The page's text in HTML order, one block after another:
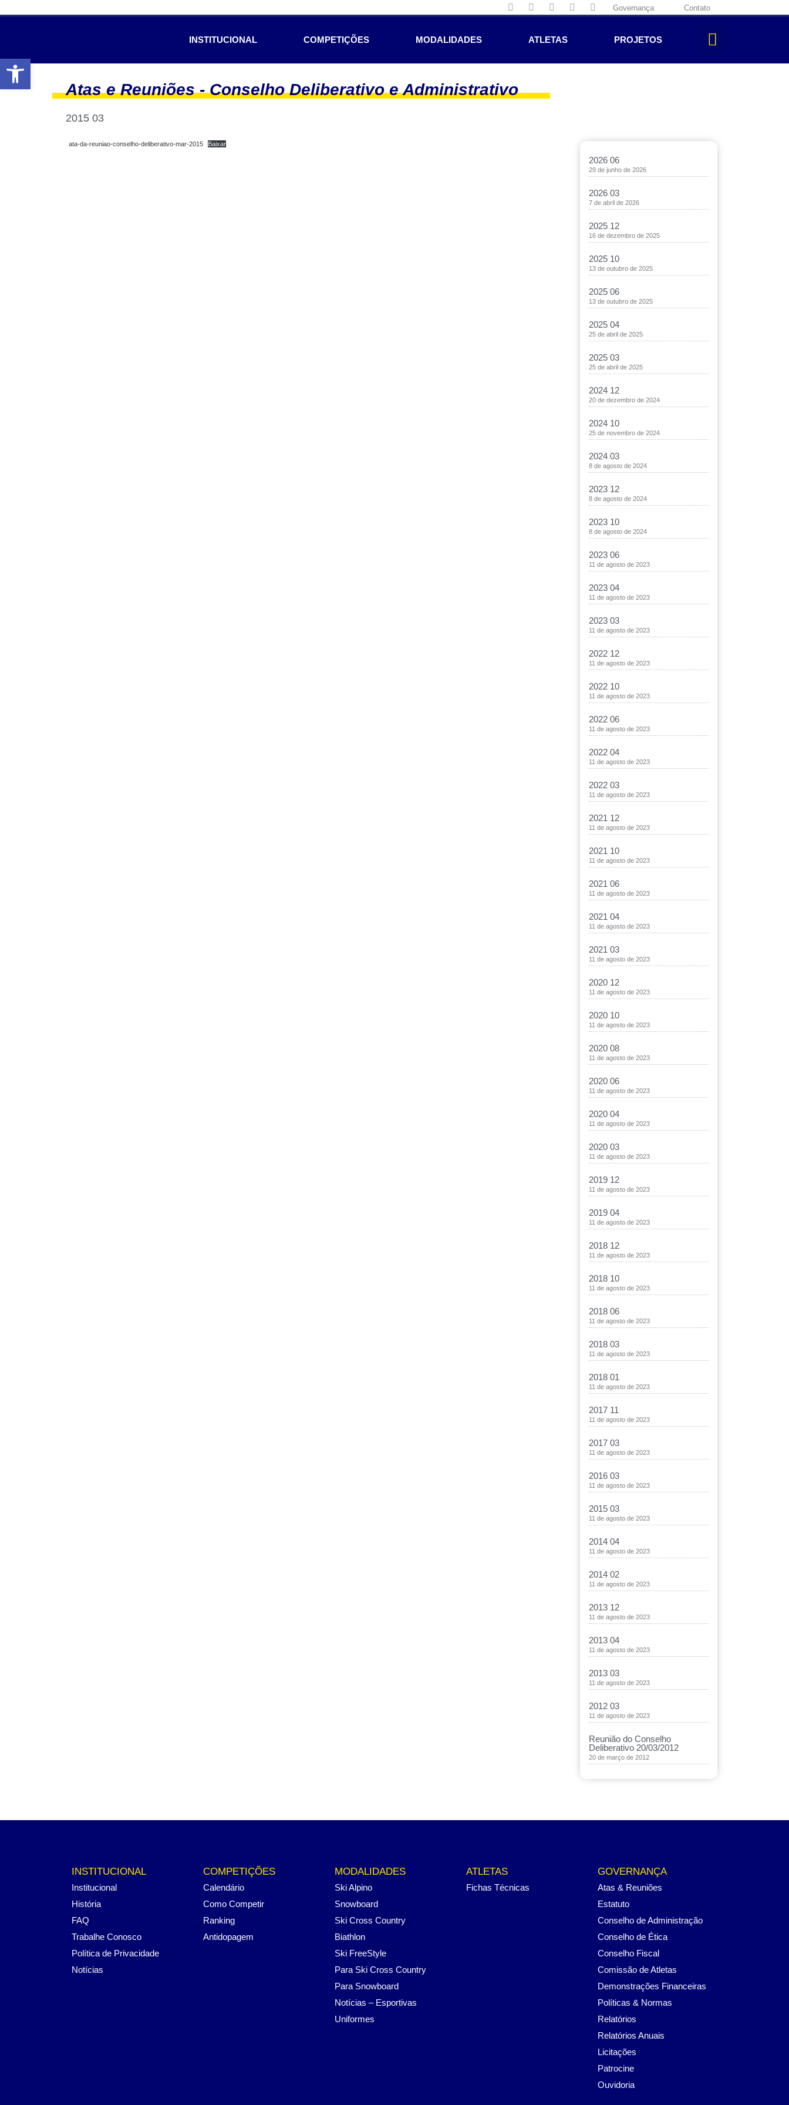
Governança Contato
INSTITUCIONAL COMPETIÇÕES MODALIDADES ATLETAS PROJETOS
Atas e Reuniões -Conselho Deliberativo e Administrativo
2015 03
ata-da-reuniao-conselho-deliberativo-mar-2015 Baixar
2026 06
29 de junho de 2026
2026 03
7 de abril de 2026
2025 12
16 de dezembro de 2025
2025 10
13 de outubro de 2025
2025 06
13 de outubro de 2025
2025 04
25 de abril de 2025
2025 03
25 de abril de 2025
2024 12
20 de dezembro de 2024
2024 10
25 de novembro de 2024
2024 03
8 de agosto de 2024
2023 12
8 de agosto de 2024
2023 10
8 de agosto de 2024
2023 06
11 de agosto de 2023
2023 04
11 de agosto de 2023
2023 03
11 de agosto de 2023
2022 12
11 de agosto de 2023
2022 10
11 de agosto de 2023
2022 06
11 de agosto de 2023
2022 04
11 de agosto de 2023
2022 03
11 de agosto de 2023
2021 12
11 de agosto de 2023
2021 10
11 de agosto de 2023
2021 06
11 de agosto de 2023
2021 04
11 de agosto de 2023
2021 03
11 de agosto de 2023
2020 12
11 de agosto de 2023
2020 10
11 de agosto de 2023
2020 08
11 de agosto de 2023
2020 06
11 de agosto de 2023
2020 04
11 de agosto de 2023
2020 03
11 de agosto de 2023
2019 12
11 de agosto de 2023
2019 04
11 de agosto de 2023
2018 12
11 de agosto de 2023
2018 10
11 de agosto de 2023
2018 06
11 de agosto de 2023
2018 03
11 de agosto de 2023
2018 01
11 de agosto de 2023
2017 11
11 de agosto de 2023
2017 03
11 de agosto de 2023
2016 03
11 de agosto de 2023
2015 03
11 de agosto de 2023
2014 04
11 de agosto de 2023
2014 02
11 de agosto de 2023
2013 12
11 de agosto de 2023
2013 04
11 de agosto de 2023
2013 03
11 de agosto de 2023
2012 03
11 de agosto de 2023
Reunião do Conselho
Deliberativo 20/03/2012
20 de março de 2012
INSTITUCIONAL
Institucional
História
FAQ
Trabalhe Conosco
Política de Privacidade
Notícias
COMPETIÇÕES
Calendário
Como Competir
Ranking
Antidopagem
MODALIDADES
Ski Alpino
Snowboard
Ski Cross Country
Biathlon
Ski FreeStyle
Para Ski Cross Country
Para Snowboard
Notícias – Esportivas
Uniformes
ATLETAS
Fichas Técnicas
GOVERNANÇA
Atas & Reuniões
Estatuto
Conselho de Administração
Conselho de Ética
Conselho Fiscal
Comissão de Atletas
Demonstrações Financeiras
Políticas & Normas
Relatórios
Relatórios Anuais
Licitações
Patrocine
Ouvidoria
Abrir a barra de ferramentas